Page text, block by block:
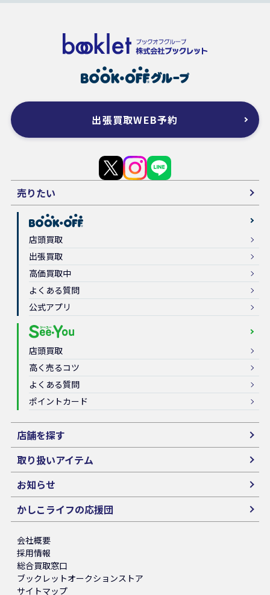
出張買取WEB予約
売りたい
店頭買取
出張買取
高価買取中
よくある質問
公式アプリ
店頭買取
高く売るコツ
よくある質問
ポイントカード
店舗を探す
取り扱いアイテム
お知らせ
かしこライフの応援団
会社概要
採用情報
総合買取窓口
ブックレットオークションストア
サイトマップ